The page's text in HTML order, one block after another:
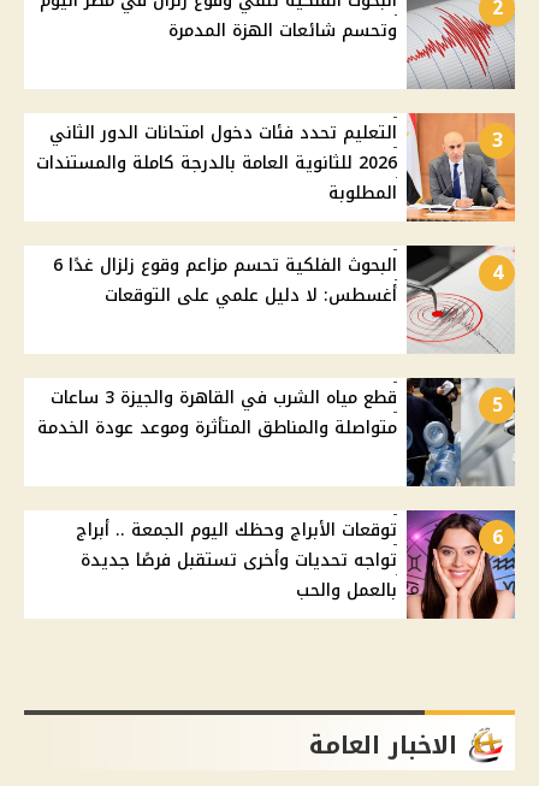
2
وتحسم شائعات الهزة المدمرة
3
التعليم تحدد فئات دخول امتحانات الدور الثاني
2026 للثانوية العامة بالدرجة كاملة والمستندات
المطلوبة
4
البحوث الفلكية تحسم مزاعم وقوع زلزال غدًا 6
أغسطس: لا دليل علمي على التوقعات
5
قطع مياه الشرب في القاهرة والجيزة 3 ساعات
متواصلة والمناطق المتأثرة وموعد عودة الخدمة
6
توقعات الأبراج وحظك اليوم الجمعة .. أبراج
تواجه تحديات وأخرى تستقبل فرصًا جديدة
بالعمل والحب
الاخبار العامة